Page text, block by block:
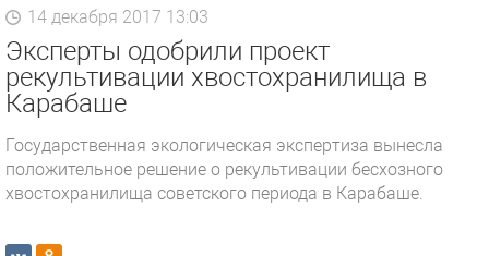
14 декабря 2017 13:03
Эксперты одобрили проект
рекультивации хвостохранилища в
Карабаше
Государственная экологическая экспертиза вынесла
положительное решение о рекультивации бесхозного
хвостохранилища советского периода в Карабаше.